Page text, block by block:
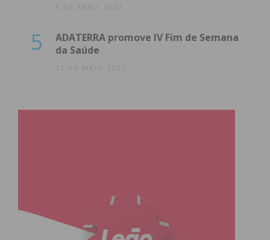
8 DE ABRIL 2022
5
ADATERRA promove IV Fim de Semana
da Saúde
21 DE MAIO 2021